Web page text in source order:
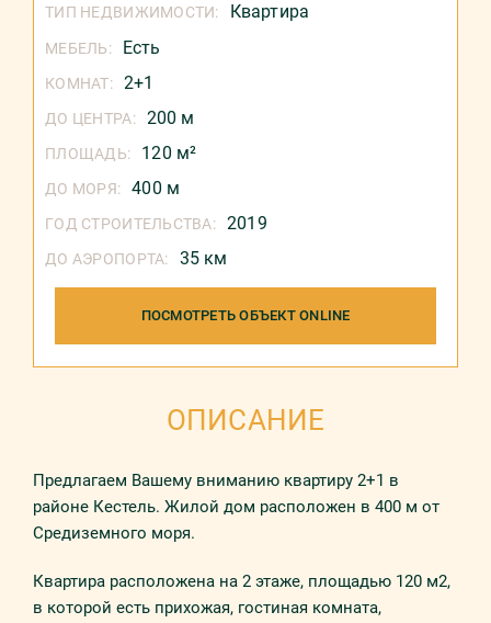
ТИП НЕДВИЖИМОСТИ: Квартира
МЕБЕЛЬ: Есть
КОМНАТ: 2+1
ДО ЦЕНТРА: 200 м
ПЛОЩАДЬ: 120 м²
ДО МОРЯ: 400 м
ГОД СТРОИТЕЛЬСТВА: 2019
ДО АЭРОПОРТА: 35 км
ПОСМОТРЕТЬ ОБЪЕКТ ONLINE
ОПИСАНИЕ
Предлагаем Вашему вниманию квартиру 2+1 в
районе Кестель. Жилой дом расположен в 400 м от
Средиземного моря.
Квартира расположена на 2 этаже, площадью 120 м2,
в которой есть прихожая, гостиная комната,